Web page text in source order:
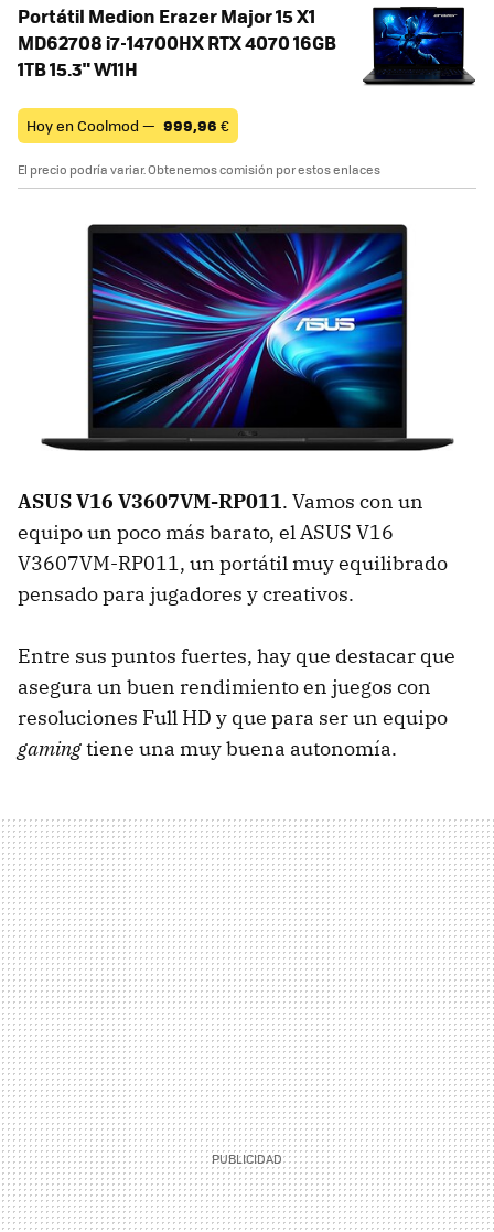
Portátil Medion Erazer Major 15 X1
MD62708 i7-14700HX RTX 4070 16GB
1TB 15.3" W11H
Hoy en Coolmod — 999,96 €
El precio podría variar. Obtenemos comisión por estos enlaces
ASUS V16 V3607VM-RP011. Vamos con un
equipo un poco más barato, el ASUS V16
V3607VM-RP011, un portátil muy equilibrado
pensado para jugadores y creativos.
Entre sus puntos fuertes, hay que destacar que
asegura un buen rendimiento en juegos con
resoluciones Full HD y que para ser un equipo
gamingtiene una muy buena autonomía.